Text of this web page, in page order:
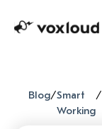
Blog/Smart
Working
/